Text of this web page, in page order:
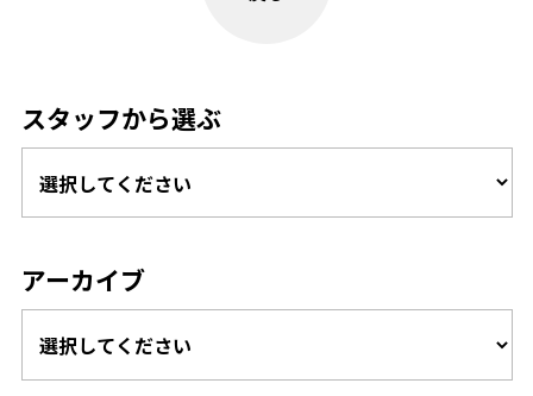
スタッフから選ぶ
アーカイブ